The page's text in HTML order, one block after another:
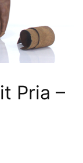
Pria –